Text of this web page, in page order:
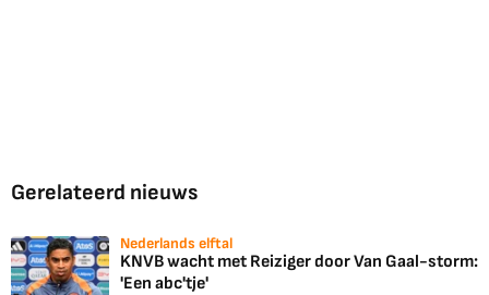
Gerelateerd nieuws
Nederlands elftal
KNVB wacht met Reiziger door Van Gaal-storm:
'Een abc'tje'